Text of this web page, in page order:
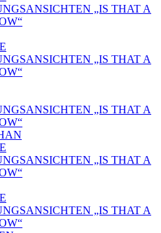
„IS THAT A
„IS THAT A
„IS THAT A
„IS THAT A
„IS THAT A